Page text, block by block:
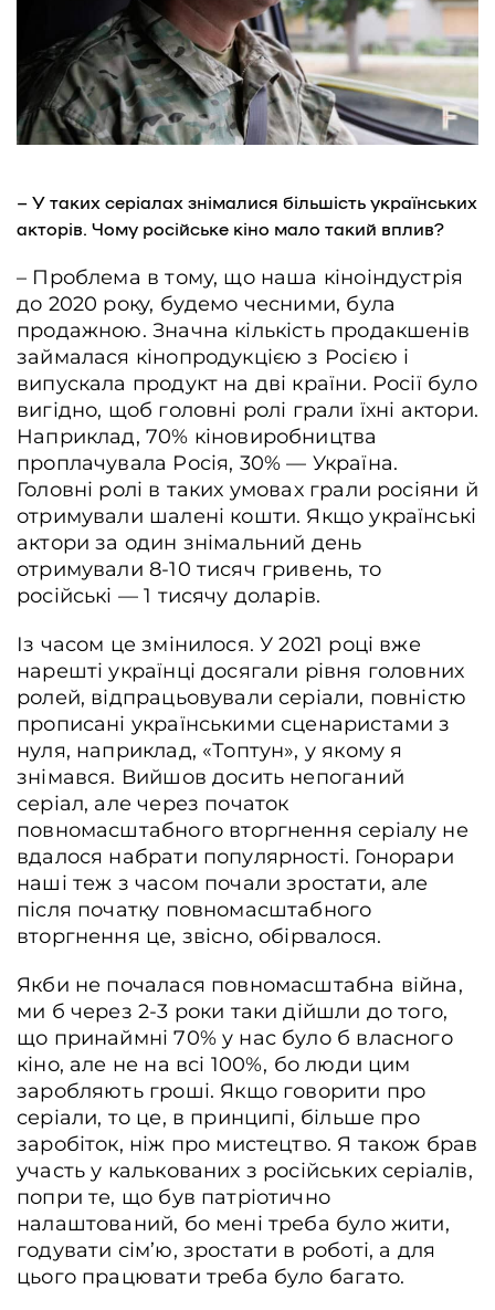
– У таких серіалах знімалися більшість українських
акторів. Чому російське кіно мало такий вплив?
– Проблема в тому, що наша кіноіндустрія
до 2020 року, будемо чесними, була
продажною. Значна кількість продакшенів
займалася кінопродукцією з Росією і
випускала продукт на дві країни. Росії було
вигідно, щоб головні ролі грали їхні актори.
Наприклад, 70% кіновиробництва
проплачувала Росія, 30% — Україна.
Головні ролі в таких умовах грали росіяни й
отримували шалені кошти. Якщо українські
актори за один знімальний день
отримували 8-10 тисяч гривень, то
російські — 1 тисячу доларів.
Із часом це змінилося. У 2021 році вже
нарешті українці досягали рівня головних
ролей, відпрацьовували серіали, повністю
прописані українськими сценаристами з
нуля, наприклад, «Топтун», у якому я
знімався. Вийшов досить непоганий
серіал, але через початок
повномасштабного вторгнення серіалу не
вдалося набрати популярності. Гонорари
наші теж з часом почали зростати, але
після початку повномасштабного
вторгнення це, звісно, обірвалося.
Якби не почалася повномасштабна війна,
ми б через 2-3 роки таки дійшли до того,
що принаймні 70% у нас було б власного
кіно, але не на всі 100%, бо люди цим
заробляють гроші. Якщо говорити про
серіали, то це, в принципі, більше про
заробіток, ніж про мистецтво. Я також брав
участь у калькованих з російських серіалів,
попри те, що був патріотично
налаштований, бо мені треба було жити,
годувати сім’ю, зростати в роботі, а для
цього працювати треба було багато.